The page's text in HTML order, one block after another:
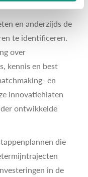
en anderzijds de
te identificeren.
over
kennis en best
en
innovatiehiaten
ontwikkelde
die
in de